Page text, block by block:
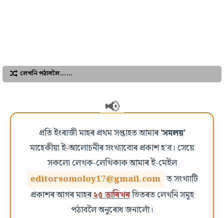
লেখনি পঠাবলৈ……
প্ৰতি ইংৰাজী মাহৰ প্ৰথম সপ্তাহত আমাৰ'সমলয়'
মাহেকীয়া ই-আলোচনীৰ সংখ্যাবোৰ প্ৰকাশ হ'ব। সেয়ে
সকলো লেখক-লেখিকাক আমাৰ ই-মেইল
editorsomoloy17@gmail.com ত সংখ্যাটি
প্ৰকাশৰ আগৰ মাহৰ২৫ তাৰিখৰভিতৰত লেখনি সমূহ
পঠাবলৈ অনুৰোধ জনালোঁ।